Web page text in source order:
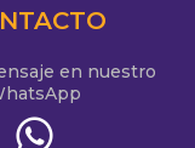
en nuestro